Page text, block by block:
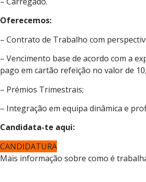
Oferecemos:
– Contrato de Trabalho com
– Vencimento base de acordo com a
pago em cartão refeição no valor de
– Prémios Trimestrais;
– Integração em equipa dinâmica e
Candidata-te aqui:
CANDIDATURA
Mais informação sobre como é